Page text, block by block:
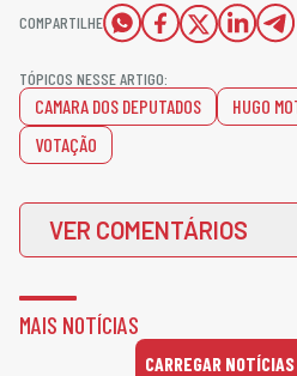
COMPARTILHE
TÓPICOS NESSE ARTIGO:
CAMARA DOS DEPUTADOS HUGO
VOTAÇÃO
VER COMENTÁRIOS
MAIS NOTÍCIAS
CARREGAR